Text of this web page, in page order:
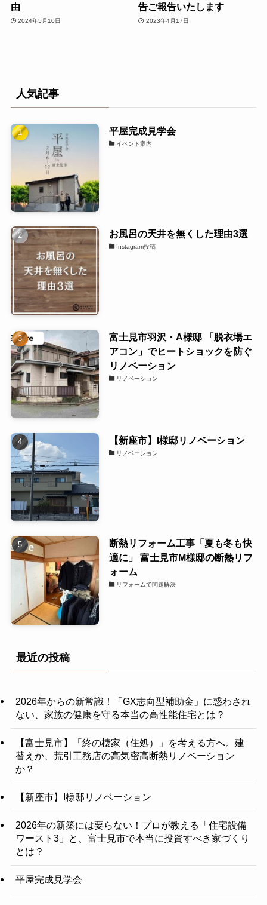
由
2024年5月10日
告ご報告いたします
2023年4月17日
人気記事
平屋完成見学会
イベント案内
お風呂の天井を無くした理由3選
Instagram投稿
富士見市羽沢・A様邸 「脱衣場エ
アコン」でヒートショックを防ぐ
リノベーション
リノベーション
【新座市】I様邸リノベーション
リノベーション
断熱リフォーム工事「夏も冬も快
適に」 富士見市M様邸の断熱リフ
ォーム
リフォームで問題解決
最近の投稿
2026年からの新常識！「GX志向型補助金」に惑わされ
ない、家族の健康を守る本当の高性能住宅とは？
【富士見市】「終の棲家（住処）」を考える方へ。建
替えか、荒引工務店の高気密高断熱リノベーション
か？
【新座市】I様邸リノベーション
2026年の新築には要らない！プロが教える「住宅設備
ワースト3」と、富士見市で本当に投資すべき家づくり
とは？
平屋完成見学会